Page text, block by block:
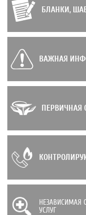
БЛАНКИ,
ВАЖНАЯ
ПЕРВИЧНАЯ
НЕЗАВИСИМАЯ
УСЛУГ